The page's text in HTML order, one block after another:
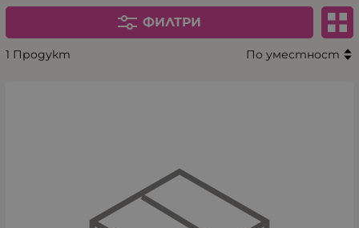
ФИЛТРИ
1 Продукт По уместност